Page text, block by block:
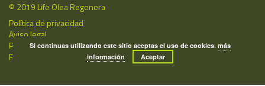
© 2019 Life Olea Regenera
Política de privacidad
Aviso legal
Política de cookies
Fecha de última actualización: 07/08/2026
Si continuas utilizando este sitio aceptas el uso de cookies.más
información
Aceptar